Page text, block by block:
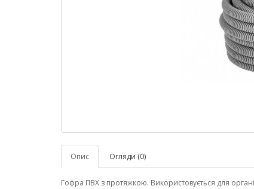
Опис Огляди (0)
Гофра ПВХ з протяжкою. Використовується для